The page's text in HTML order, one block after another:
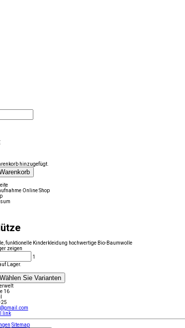
hinzugefügt.
Online Shop
funktionelle Kinderkleidung hochwertige Bio-Baumwolle
zeigen
1
Lager.
Wählen Sie Varianten
16
25
link
Sitemap